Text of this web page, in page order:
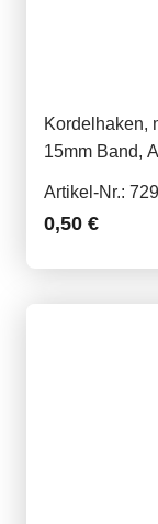
Kordelhaken,
15mm Band,
Artikel-Nr.:
0,50 €